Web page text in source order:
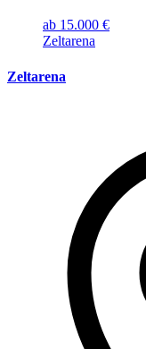
ab 15.000 €
Zeltarena
Zeltarena